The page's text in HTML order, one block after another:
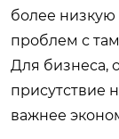
более низкую
проблем с
Для бизнеса,
присутствие
важнее